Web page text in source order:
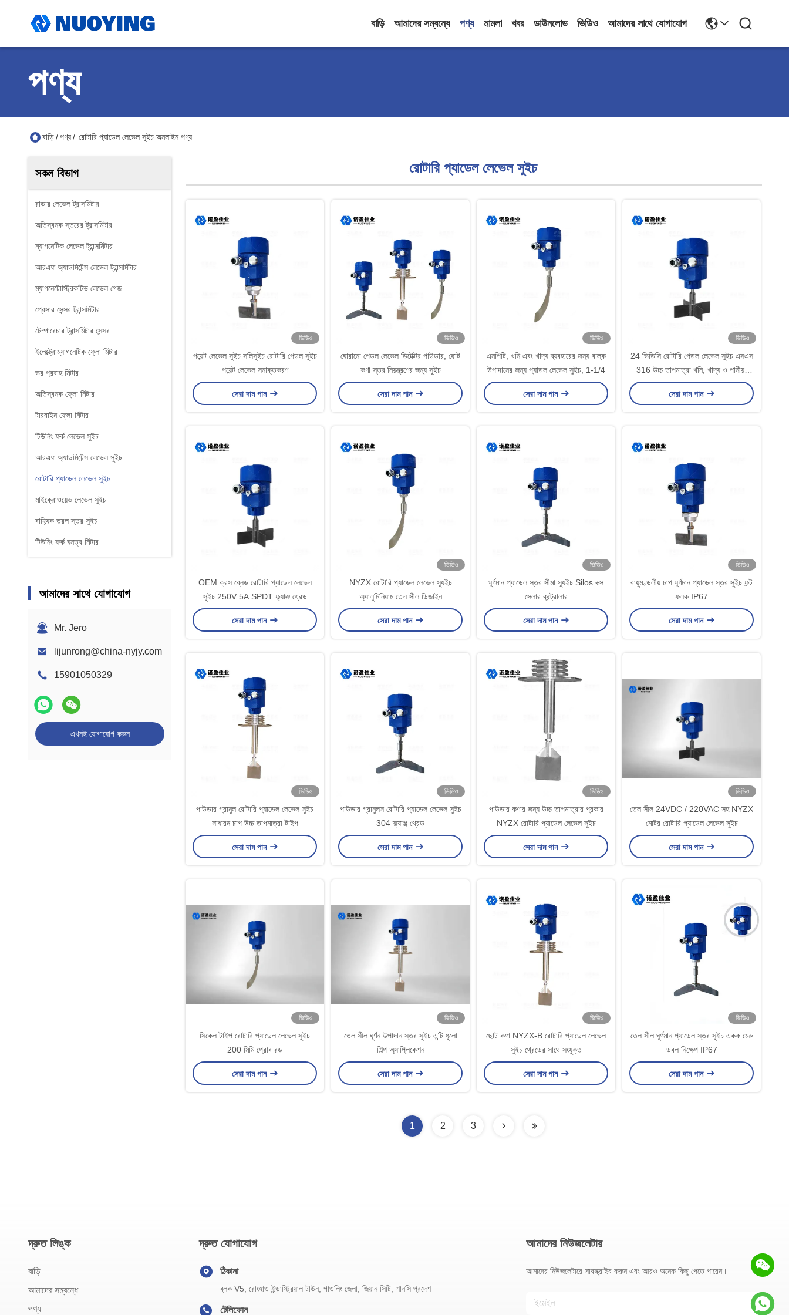
বাড়ি আমাদের সম্বন্ধে পণ্য মামলা খবর ডাউনলোড ভিডিও আমাদের সাথে যোগাযোগ
পণ্য
বাড়ি/পণ্য/ রোটারি প্যাডেল লেভেল সুইচ অনলাইন পণ্য
সকল বিভাগ
রাডার লেভেল ট্রান্সমিটার
অতিস্বনক স্তরের ট্রান্সমিটার
ম্যাগনেটিক লেভেল ট্রান্সমিটার
আরএফ অ্যাডমিটেন্স লেভেল ট্রান্সমিটার
ম্যাগনেটোস্ট্রিকটিভ লেভেল গেজ
প্রেসার সেন্সর ট্রান্সমিটার
টেম্পারেচার ট্রান্সমিটার সেন্সর
ইলেক্ট্রোম্যাগনেটিক ফ্লো মিটার
ভর প্রবাহ মিটার
অতিস্বনক ফ্লো মিটার
টারবাইন ফ্লো মিটার
টিউনিং ফর্ক লেভেল সুইচ
আরএফ অ্যাডমিটেন্স লেভেল সুইচ
রোটারি প্যাডেল লেভেল সুইচ
মাইক্রোওয়েভ লেভেল সুইচ
বাহ্যিক তরল স্তর সুইচ
টিউনিং ফর্ক ঘনত্ব মিটার
আমাদের সাথে যোগাযোগ
Mr. Jero
lijunrong@china-nyjy.com
15901050329
এখনই যোগাযোগ করুন
রোটারি প্যাডেল লেভেল সুইচ
ভিডিও
পয়েন্ট লেভেল সুইচ সলিসুইচ রোটারি পেডল সুইচ
পয়েন্ট লেভেল সনাক্তকরণ
সেরা দাম পান
ভিডিও
ঘোরানো পেডল লেভেল ডিটেক্টর পাউডার, ছোট
কণা স্তর নিয়ন্ত্রণের জন্য সুইচ
সেরা দাম পান
ভিডিও
এনপিটি, খনি এবং খাদ্য ব্যবহারের জন্য বাল্ক
উপাদানের জন্য প্যাডল লেভেল সুইচ, 1-1/4
সেরা দাম পান
ভিডিও
24 ভিডিসি রোটারি পেডল লেভেল সুইচ এসএস
316 উচ্চ তাপমাত্রা খনি, খাদ্য ও পানীয়,
সিলো এবং হপারগুলির জন্য।
সেরা দাম পান
OEM ক্রস ব্লেড রোটারি প্যাডেল লেভেল
সুইচ 250V 5A SPDT ফ্ল্যাঞ্জ থ্রেড
সেরা দাম পান
ভিডিও
NYZX রোটারি প্যাডেল লেভেল স্যুইচ
অ্যালুমিনিয়াম তেল সীল ডিজাইন
সেরা দাম পান
ভিডিও
ঘূর্ণমান প্যাডেল স্তর সীমা স্যুইচ Silos বক্স
সেলার কন্ট্রোলার
সেরা দাম পান
ভিডিও
বায়ুমণ্ডলীয় চাপ ঘূর্ণমান প্যাডেল স্তর সুইচ ফন্ট
ফলক IP67
সেরা দাম পান
ভিডিও
পাউডার গ্রানুল রোটারি প্যাডেল লেভেল সুইচ
সাধারন চাপ উচ্চ তাপমাত্রা টাইপ
সেরা দাম পান
ভিডিও
পাউডার গ্রানুলস রোটারি প্যাডেল লেভেল সুইচ
304 ফ্ল্যাঞ্জ থ্রেড
সেরা দাম পান
ভিডিও
পাউডার কণার জন্য উচ্চ তাপমাত্রার প্রকার
NYZX রোটারি প্যাডেল লেভেল সুইচ
সেরা দাম পান
ভিডিও
তেল সীল 24VDC / 220VAC সহ NYZX
মোটর রোটারি প্যাডেল লেভেল সুইচ
সেরা দাম পান
ভিডিও
সিকেল টাইপ রোটারি প্যাডেল লেভেল সুইচ
200 মিমি প্রোব রড
সেরা দাম পান
ভিডিও
তেল সীল ঘূর্ণন উপাদান স্তর সুইচ এন্টি ধুলো
শিল্প অ্যাপ্লিকেশন
সেরা দাম পান
ভিডিও
ছোট কণা NYZX-B রোটারি প্যাডেল লেভেল
সুইচ থ্রেডের সাথে সংযুক্ত
সেরা দাম পান
ভিডিও
তেল সীল ঘূর্ণমান প্যাডেল স্তর সুইচ একক মেরু
ডবল নিক্ষেপ IP67
সেরা দাম পান
1 2 3
দ্রুত লিঙ্ক
বাড়ি
আমাদের সম্বন্ধে
পণ্য
দ্রুত যোগাযোগ
ঠিকানা
ব্লক V5, রোংহাও ইন্ডাস্ট্রিয়াল টাউন, গাওলিং জেলা, জিয়ান সিটি, শানসি প্রদেশ
টেলিফোন
আমাদের নিউজলেটার
আমাদের নিউজলেটারে সাবস্ক্রাইব করুন এবং আরও অনেক কিছু পেতে পারেন।